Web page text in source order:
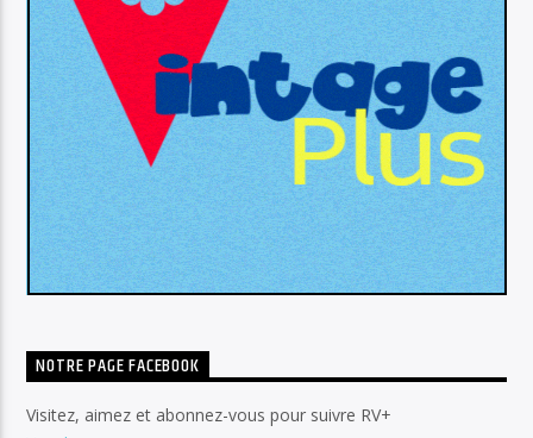
NOTRE PAGE FACEBOOK
Visitez, aimez et abonnez-vous pour suivre RV+